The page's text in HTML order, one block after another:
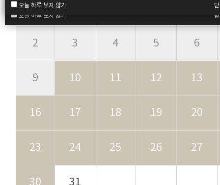
오늘 하루 보지 않기
오늘 하루 보지 않기
2 3 4 5 6
9 10 11 12 13
16 17 18 19 20
23 24 25 26 27
30 31
오늘 하루 보지 않기